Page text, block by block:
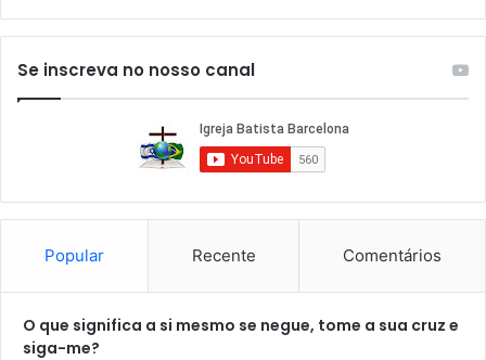
Se inscreva no nosso canal
Popular Recente Comentários
O que significa a si mesmo se negue, tome a sua cruz e
siga-me?